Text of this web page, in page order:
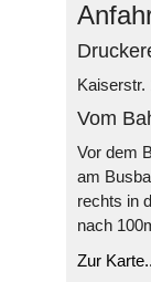
Kaiserstr.
Vom
Vor dem
am
rechts in
nach
Zur